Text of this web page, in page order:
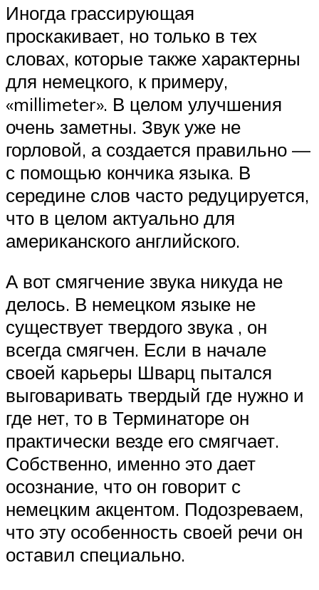
Иногда грассирующая
проскакивает, но только в тех
словах, которые также характерны
для немецкого, к примеру,
«millimeter». В целом улучшения
очень заметны. Звук уже не
горловой, а создается правильно —
с помощью кончика языка. В
середине слов часто редуцируется,
что в целом актуально для
американского английского.
А вот смягчение звука никуда не
делось. В немецком языке не
существует твердого звука , он
всегда смягчен. Если в начале
своей карьеры Шварц пытался
выговаривать твердый где нужно и
где нет, то в Терминаторе он
практически везде его смягчает.
Собственно, именно это дает
осознание, что он говорит с
немецким акцентом. Подозреваем,
что эту особенность своей речи он
оставил специально.